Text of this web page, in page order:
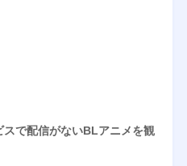
スで配信がないBLアニメを観